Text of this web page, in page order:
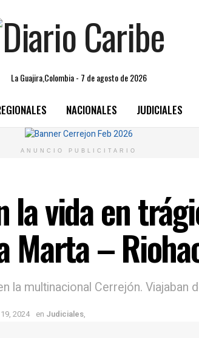
La Guajira,Colombia - 7 de agosto de 2026
NACIONALES JUDICIALES
ANUNCIO PUBLICITARIO
la vida en
Marta –
la multinacional Cerrejón. Viajaban
2024 en Judiciales,